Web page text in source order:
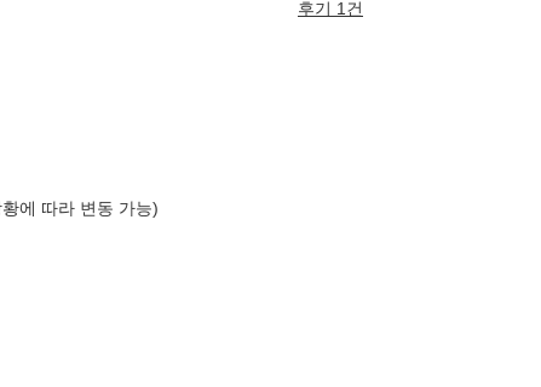
후기 1건
에 따라 변동 가능)